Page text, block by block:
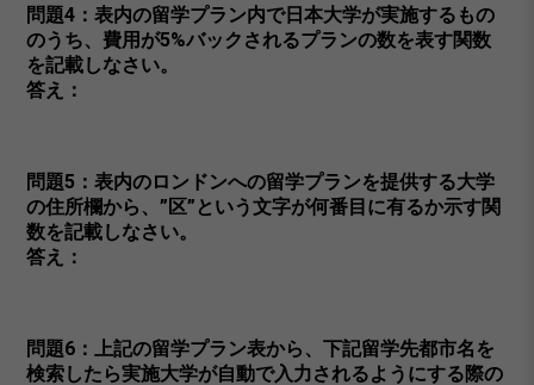
問題4：表内の留学プラン内で日本大学が実施するもの
のうち、費用が5%バックされるプランの数を表す関数
を記載しなさい。
答え：
問題5：表内のロンドンへの留学プランを提供する大学
の住所欄から、”区”という文字が何番目に有るか示す関
数を記載しなさい。
答え：
問題6：上記の留学プラン表から、下記留学先都市名を
検索したら実施大学が自動で入力されるようにする際の